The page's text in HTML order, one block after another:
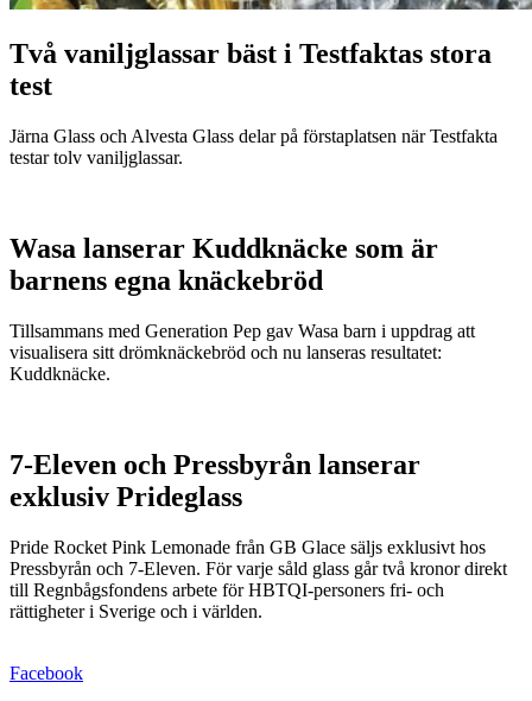
Två vaniljglassar bäst i Testfaktas stora
test
Järna Glass och Alvesta Glass delar på förstaplatsen när Testfakta
testar tolv vaniljglassar.
Wasa lanserar Kuddknäcke som är
barnens egna knäckebröd
Tillsammans med Generation Pep gav Wasa barn i uppdrag att
visualisera sitt drömknäckebröd och nu lanseras resultatet:
Kuddknäcke.
7-Eleven och Pressbyrån lanserar
exklusiv Prideglass
Pride Rocket Pink Lemonade från GB Glace säljs exklusivt hos
Pressbyrån och 7-Eleven. För varje såld glass går två kronor direkt
till Regnbågsfondens arbete för HBTQI-personers fri- och
rättigheter i Sverige och i världen.
Facebook